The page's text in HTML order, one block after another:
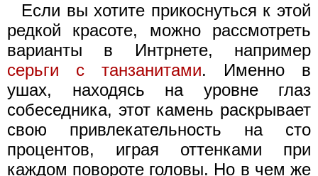
Если вы хотите прикоснуться к этой
редкой красоте, можно рассмотреть
варианты в Интрнете, например
серьги с танзанитами. Именно в
ушах, находясь на уровне глаз
собеседника, этот камень раскрывает
свою привлекательность на сто
процентов, играя оттенками при
каждом повороте головы. Но в чем же